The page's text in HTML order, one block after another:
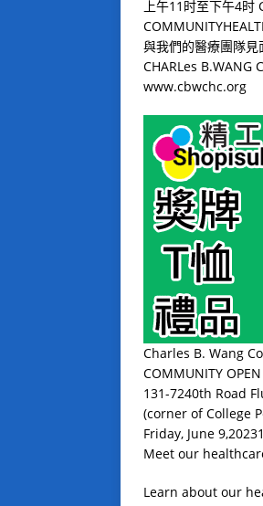
上午11时至下午4时
與我們的醫療團隊見
CHARLes B.WANG
www.cbwchc.org
Charles B. Wang
COMMUNITY OPEN
131-7240th Road
(corner of College
Friday, June
Meet our
Learn about our